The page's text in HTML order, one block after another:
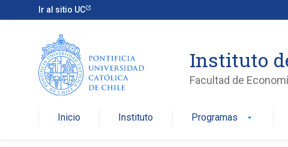
Ir al sitio UC
Instituto
Facultad de
Inicio Instituto Programas arrow_drop_down